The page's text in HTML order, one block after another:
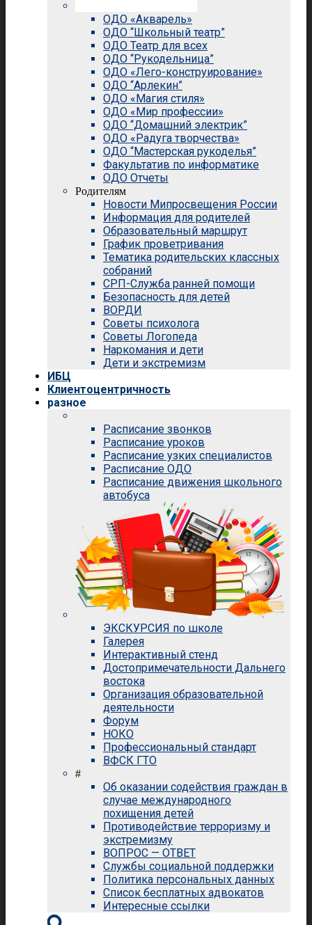
ОДО «Акварель»
ОДО “Школьный театр”
ОДО Театр для всех
ОДО “Рукодельница”
ОДО «Лего-конструирование»
ОДО “Арлекин”
ОДО «Магия стиля»
ОДО «Мир профессии»
ОДО “Домашний электрик”
ОДО «Радуга творчества»
ОДО “Мастерская рукоделья”
Факультатив по информатике
ОДО Отчеты
Родителям
Новости Мипросвещения России
Информация для родителей
Образовательный маршрут
График проветривания
Тематика родительских классных
собраний
СРП-Служба ранней помощи
Безопасность для детей
ВОРДИ
Советы психолога
Советы Логопеда
Наркомания и дети
Дети и экстремизм
ИБЦ
Клиентоцентричность
разное
Расписание звонков
Расписание уроков
Расписание узких специалистов
Расписание ОДО
Расписание движения школьного
автобуса
ЭКСКУРСИЯ по школе
Галерея
Интерактивный стенд
Достопримечательности Дальнего
востока
Организация образовательной
деятельности
Форум
НОКО
Профессиональный стандарт
ВФСК ГТО
#
Об оказании содействия граждан в
случае международного
похищения детей
Противодействие терроризму и
экстремизму
ВОПРОС — ОТВЕТ
Службы социальной поддержки
Политика персональных данных
Список бесплатных адвокатов
Интересные ссылки